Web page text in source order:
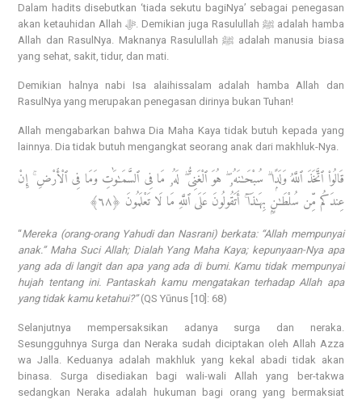
Dalam hadits disebutkan ‘tiada sekutu bagiNya’ sebagai penegasan
akan ketauhidan Allah ﷻ. Demikian juga Rasulullah ﷺ adalah hamba
Allah dan RasulNya. Maknanya Rasulullah ﷺ adalah manusia biasa
yang sehat, sakit, tidur, dan mati.
Demikian halnya nabi Isa alaihissalam adalah hamba Allah dan
RasulNya yang merupakan penegasan dirinya bukan Tuhan!
Allah mengabarkan bahwa Dia Maha Kaya tidak butuh kepada yang
lainnya. Dia tidak butuh mengangkat seorang anak dari makhluk-Nya.
قَالُوا۟ ٱتَّخَذَ ٱللَّهُ وَلَدًۭا ۗ سُبْحَـٰنَهُۥ ۖ هُوَ ٱلْغَنِىُّ ۖ لَهُۥ مَا فِى ٱلسَّمَـٰوَ‌ٰتِ وَمَا فِى ٱلْأَرْضِ ۚ إِنْ
عِندَكُم مِّن سُلْطَـٰنٍۭ بِهَـٰذَآ ۚ أَتَقُولُونَ عَلَى ٱللَّهِ مَا لَا تَعْلَمُونَ ﴿٦٨﴾
“Mereka (orang-orang Yahudi dan Nasrani) berkata: “Allah mempunyai
anak.” Maha Suci Allah; Dialah Yang Maha Kaya; kepunyaan-Nya apa
yang ada di langit dan apa yang ada di bumi. Kamu tidak mempunyai
hujah tentang ini. Pantaskah kamu mengatakan terhadap Allah apa
yang tidak kamu ketahui?”(QS Yūnus [10]: 68)
Selanjutnya mempersaksikan adanya surga dan neraka.
Sesungguhnya Surga dan Neraka sudah diciptakan oleh Allah Azza
wa Jalla. Keduanya adalah makhluk yang kekal abadi tidak akan
binasa. Surga disediakan bagi wali-wali Allah yang ber-takwa
sedangkan Neraka adalah hukuman bagi orang yang bermaksiat